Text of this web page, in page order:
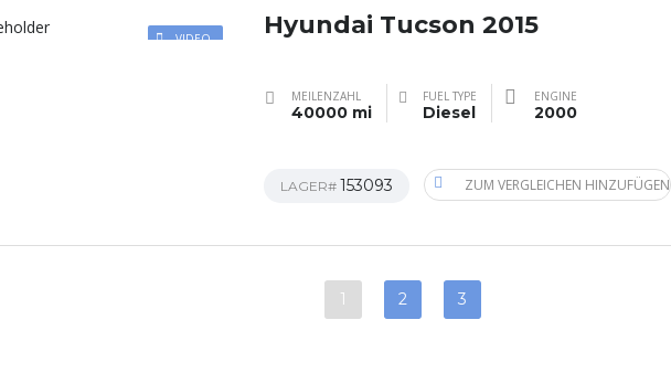
VIDEO Hyundai Tucson 2015
MEILENZAHL
40000 mi
FUEL TYPE
Diesel
ENGINE
2000
LAGER# 153093 ZUM VERGLEICHEN HINZUFÜGEN
1 2 3